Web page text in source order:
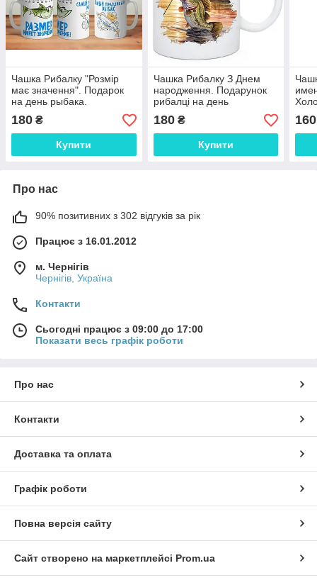
Чашка Рибалку "Розмір
має значення". Подарок
на день рыбака.
180 ₴
Купити
Чашка Рибалку З Днем
народження. Подарунок
рибалці на день
180₴
Купити
160
Про нас
90% позитивних з 302 відгуків за рік
Працює з 16.01.2012
м. Чернігів
Чернігів, Україна
Контакти
Сьогодні працює з 09:00 до 17:00
Показати весь графік роботи
Про нас
Контакти
Доставка та оплата
Графік роботи
Повна версія сайту
Сайт створено на маркетплейсі Prom.ua